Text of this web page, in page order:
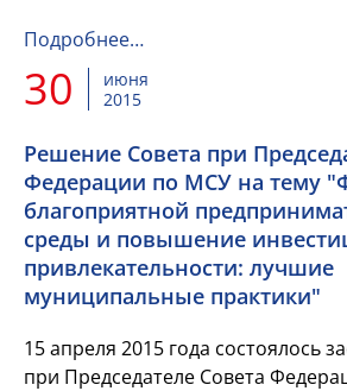
Министерство финансов
Подробнее…
30
июня
2015
Решение Совета при
Федерации по МСУ на тему
благоприятной
среды и повышение
привлекательности: лучшие
муниципальные практики"
15 апреля 2015 года состоялось
при Председателе Совета